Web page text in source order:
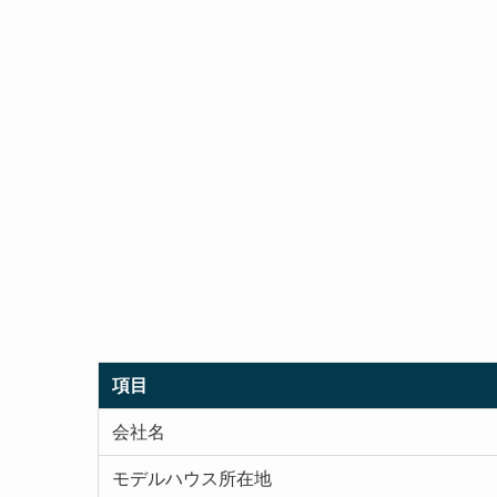
項目
会社名
モデルハウス所在地